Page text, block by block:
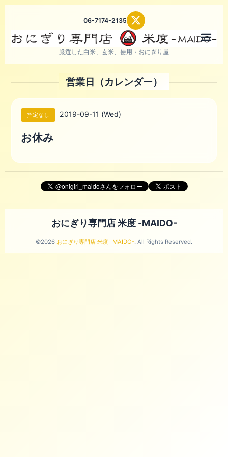
06-7174-2135
厳選した白米、玄米、使用・おにぎり屋
営業日（カレンダー）
指定なし 2019-09-11 (Wed)
お休み
おにぎり専門店 米度 -MAIDO-
©2026 おにぎり専門店 米度 -MAIDO-. All Rights Reserved.